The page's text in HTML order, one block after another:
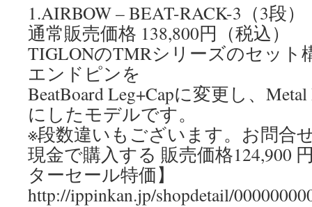
1.AIRBOW – BEAT-RACK-3（3段）
通常販売価格 138,800円（税込）
TIGLONのTMRシリーズのセット
エンドピンを
BeatBoard Leg+Capに変更し、
にしたモデルです。
※段数違いもございます。お問合
現金で購入する 販売価格124,900
ターセール特価】
http://ippinkan.jp/shopdetail/